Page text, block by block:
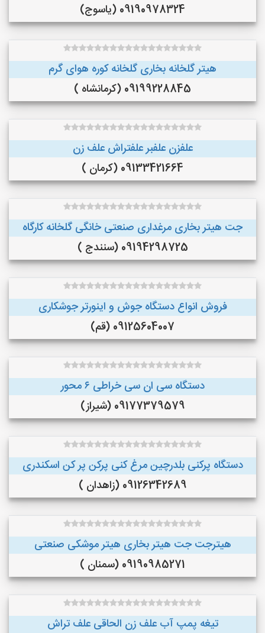
09190978324 (یاسوج)
هیتر گلخانه بخاری گلخانه کوره هوای گرم
09199228845 (کرمانشاه )
علفزن علفبر علفتراش علف زن
09133421664 (کرمان )
جت هیتر بخاری مرغداری صنعتی خانگی گلخانه کارگاه
09194298725 (سنندج )
فروش انواع دستگاه جوش و اینورتر جوشکاری
09125604007 (قم)
دستگاه سی ان سی خراطی ۶ محور
09177379579 (شیراز)
دستگاه پرکنی بلدرچین مرغ کنی پرکن پر کن اسکندری
09126342689 (زاهدان )
هیترجت جت هیتر بخاری هیتر موشکی صنعتی
09190985271 (سمنان )
تیغه پمپ آب علف زن الحاقی علف تراش